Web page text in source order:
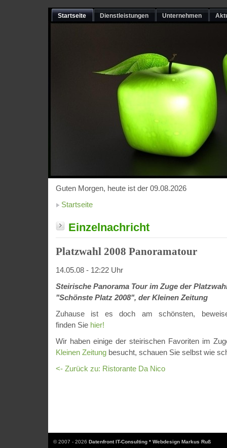
Startseite Dienstleistungen Unternehmen
Guten Morgen, heute ist der 09.08.2026
Startseite
Einzelnachricht
Platzwahl 2008 Panoramatour
14.05.08 - 12:22 Uhr
Steirische Panorama Tour im Zuge der
"Schönste Platz 2008", der Kleinen Zeitung
Zuhause ist es doch am schönsten,
finden Sie hier!
Wir haben einige der steirischen Favoriten im
Kleinen Zeitung besucht, schauen Sie selbst wie
<- Zurück zu: Ristorante Da Nico
© 2007 - 2026 Datenfront IT-Consulting * Webdesign Markus Ruß